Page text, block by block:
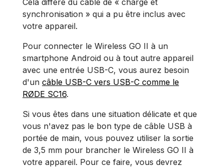
Cela diffère du câble de « charge et
synchronisation » qui a pu être inclus avec
votre appareil.
Pour connecter le Wireless GO II à un
smartphone Android ou à tout autre appareil
avec une entrée USB-C, vous aurez besoin
d'un câble USB-C vers USB-C comme le
RØDE SC16.
Si vous êtes dans une situation délicate et que
vous n'avez pas le bon type de câble USB à
portée de main, vous pouvez utiliser la sortie
de 3,5 mm pour brancher le Wireless GO II à
votre appareil. Pour ce faire, vous devrez